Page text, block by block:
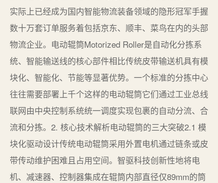
实际上已经成为国内智能物流装备领域的隐形冠军手握
数十万套订单服务着包括京东、顺丰、菜鸟在内的头部
物流企业。电动辊筒Motorized Roller是自动化分拣系
统、智能输送线的核心部件相比传统皮带输送机具有模
块化、智能化、节能等显著优势。一个标准的分拣中心
往往需要部署上千个这样的电动辊筒它们通过工业总线
联网由中央控制系统统一调度实现包裹的自动分流、合
流和分拣。2. 核心技术解析电动辊筒的三大突破2.1 模
块化驱动设计传统电动辊筒采用外置电机通过链条或皮
带传动维护困难且占用空间。智驱科技创新性地将电
机、减速器、控制器集成在辊筒内部直径仅89mm的筒